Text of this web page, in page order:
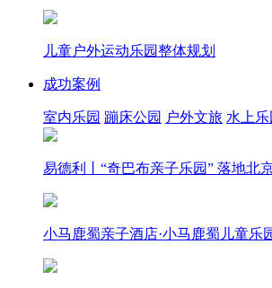
儿童户外运动乐园整体规划
成功案例
室内乐园 蹦床公园 户外文旅 水上乐
易德利丨“奇巴布亲子乐园” 落地北
小马鹿蜀亲子酒店·小马鹿蜀儿童乐